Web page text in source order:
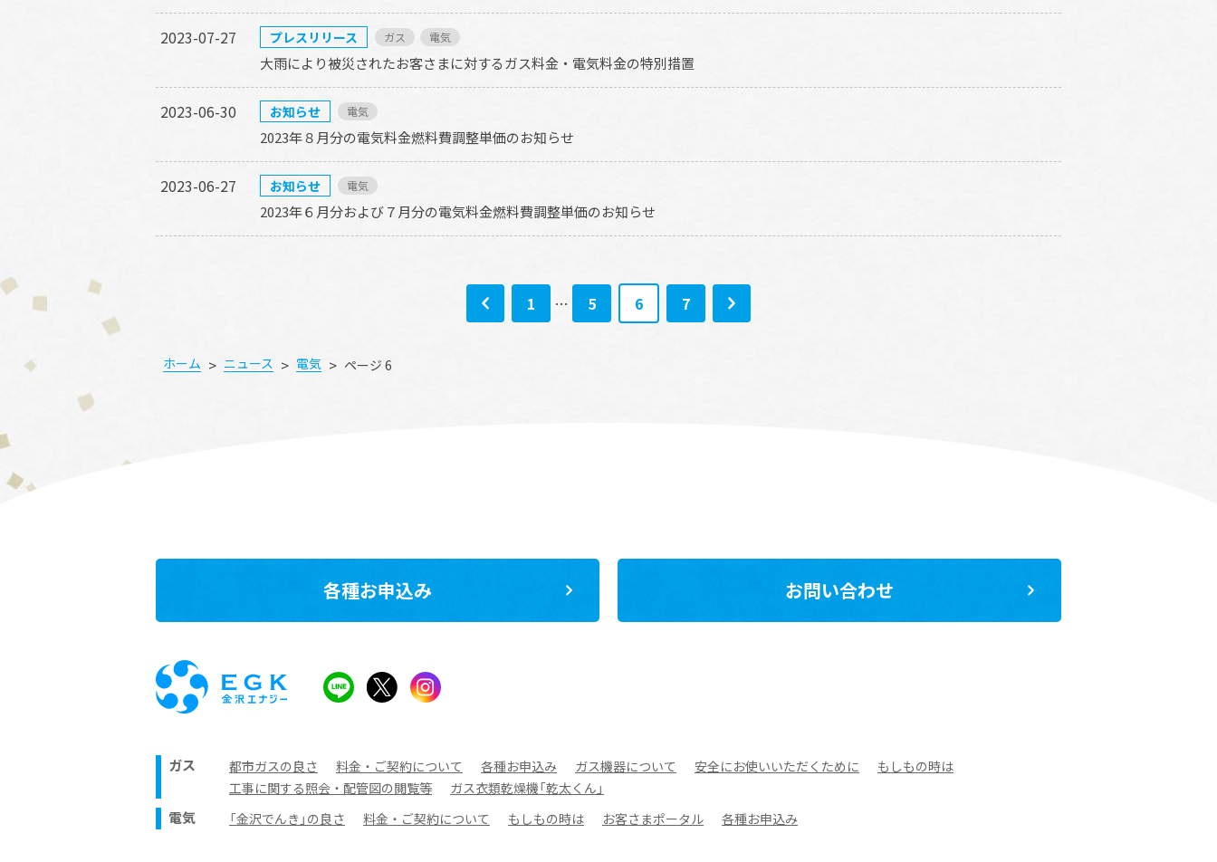
2023-07-27 プレスリリース ガス 電気
大雨により被災されたお客さまに対するガス料金・電気料金の特別措置
2023-06-30 お知らせ 電気
2023年８月分の電気料金燃料費調整単価のお知らせ
2023-06-27 お知らせ 電気
2023年６月分および７月分の電気料金燃料費調整単価のお知らせ
1 … 5 6 7
ホーム > ニュース > 電気 > ページ 6
各種お申込み お問い合わせ
ガス 都市ガスの良さ 料金・ご契約について 各種お申込み ガス機器について 安全にお使いいただくために
もしもの時は
工事に関する照会・配管図の閲覧等
ガス衣類乾燥機「乾太くん」
電気 「金沢でんき」の良さ 料金・ご契約について もしもの時は お客さまポータル 各種お申込み